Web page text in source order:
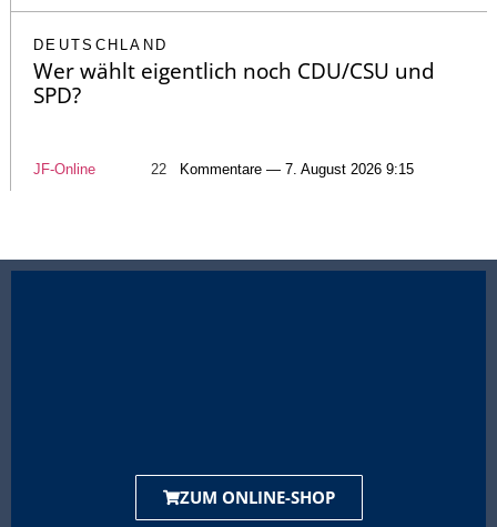
DEUTSCHLAND
Wer wählt eigentlich noch CDU/CSU und
SPD?
JF-Online 22 Kommentare — 7. August 2026 9:15
ZUM ONLINE-SHOP